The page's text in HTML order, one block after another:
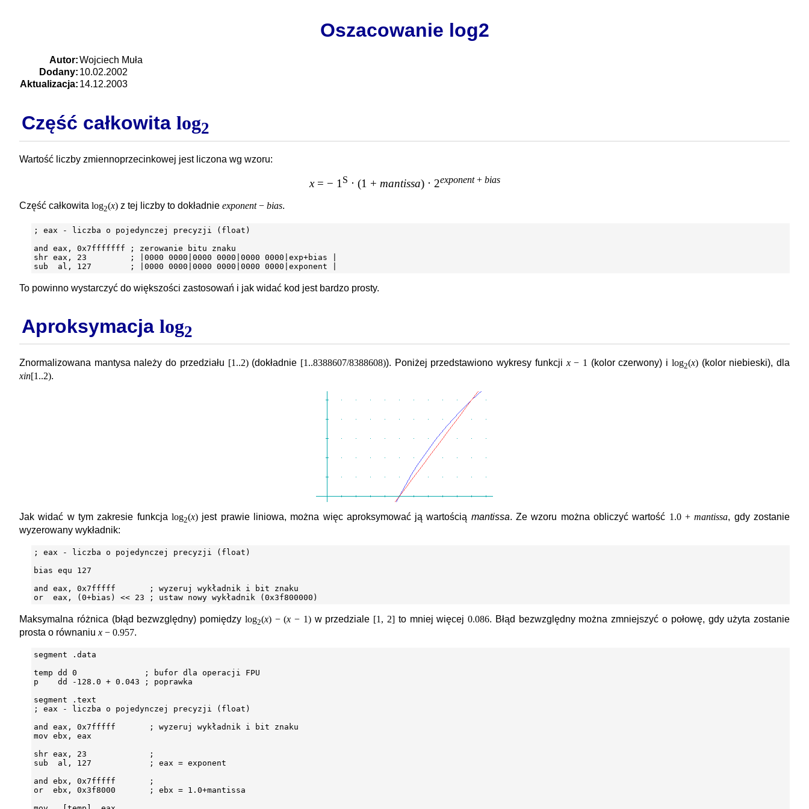
Oszacowanie log2
Autor:Wojciech Muła
Dodany: 10.02.2002
Aktualizacja: 14.12.2003
Część całkowita log2
Wartość liczby zmiennoprzecinkowej jest liczona wg wzoru:
x= − 1S ⋅ (1 + mantissa) ⋅ 2exponent+ bias
Część całkowita log2(x) z tej liczby to dokładnie exponent− bias.
; eax - liczba o pojedynczej precyzji (float)
and eax, 0x7fffffff ; zerowanie bitu znaku
shr eax, 23         ; |0000 0000|0000 0000|0000 0000|exp+bias |
To powinno wystarczyć do większości zastosowań i jak widać kod jest bardzo prosty.
Aproksymacja log2
Znormalizowana mantysa należy do przedziału [1..2)(dokładnie [1..8388607/8388608)). Poniżej przedstawiono wykresy funkcji x− 1 (kolor czerwony) i log2(x)(kolor niebieski), dla
xin[1..2).
Jak widać w tym zakresie funkcja log2(x)jest prawie liniowa, można więc aproksymować ją wartością mantissa. Ze wzoru można obliczyć wartość 1.0 +mantissa, gdy zostanie
wyzerowany wykładnik:
; eax - liczba o pojedynczej precyzji (float)
bias equ 127
and eax, 0x7fffff       ; wyzeruj wykładnik i bit znaku
Maksymalna różnica (błąd bezwzględny) pomiędzy log2(x) − (x − 1)w przedziale [1, 2] to mniej więcej0.086. Błąd bezwzględny można zmniejszyć o połowę, gdy użyta zostanie
prosta o równaniu x − 0.957.
segment .data
temp dd 0              ; bufor dla operacji FPU
p    dd -128.0 + 0.043 ; poprawka
segment .text
; eax - liczba o pojedynczej precyzji (float)
and eax, 0x7fffff       ; wyzeruj wykładnik i bit znaku
mov ebx, eax
shr eax, 23             ;
sub  al, 127            ; eax = exponent
and ebx, 0x7fffff       ;
or  ebx, 0x3f8000       ; ebx = 1.0+mantissa